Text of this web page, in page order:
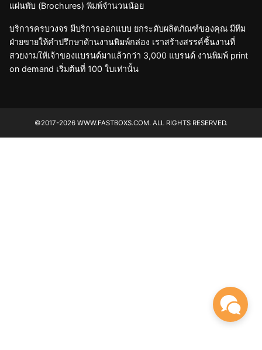
แผ่นพับ (Brochures) พิมพ์จำนวนน้อย
บริการครบวงจร มีบริการออกแบบ ยกระดับผลิตภัณฑ์ของคุณ มีทีม
ฝ่ายขายให้คำปรึกษาด้านงานพิมพ์กล่อง เราสร้างสรรค์ชิ้นงานที่
สวยงามให้เจ้าของแบรนด์มาแล้วกว่า 3,000 แบรนด์ งานพิมพ์ print
on demand เริ่มต้นที่ 100 ใบเท่านั้น
©2017-2026 WWW.FASTBOXS.COM. ALL RIGHTS RESERVED.